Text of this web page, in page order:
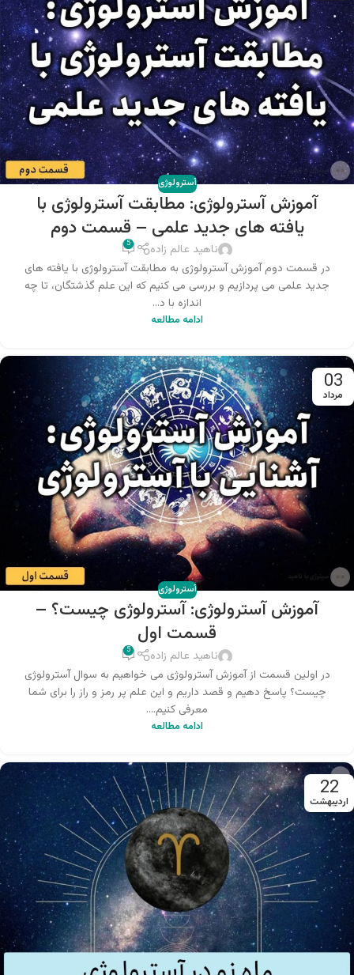
آسترولوژی
آموزش آسترولوژی: مطابقت آسترولوژی با
یافته های جدید علمی – قسمت دوم
ناهید عالم زاده 5
در قسمت دوم آموزش آسترولوژی به مطابقت آسترولوژی با یافته های
جدید علمی می پردازیم و بررسی می کنیم که این علم گذشتگان، تا چه
اندازه با د...
ادامه مطالعه
03
مرداد
آسترولوژی
آموزش آسترولوژی: آسترولوژی چیست؟ –
قسمت اول
ناهید عالم زاده 5
در اولین قسمت از آموزش آسترولوژی می خواهیم به سوال آسترولوژی
چیست؟ پاسخ دهیم و قصد داریم و این علم پر رمز و راز را برای شما
معرفی کنیم....
ادامه مطالعه
22
اردیبهشت